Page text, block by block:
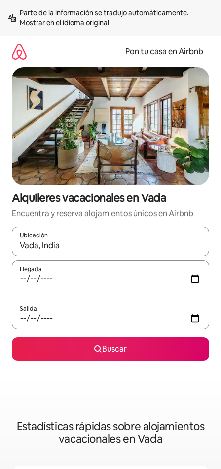
contenidoMostrar en el idioma original
Pon tu casa en Airbnb
Alquileres vacacionales en Vada
Encuentra y reserva alojamientos únicos en Airbnb
Ubicación
Cuando los resultados estén disponibles, navega con las
Llegada
Salida
Buscar
Estadísticas rápidas sobre alojamientos
vacacionales en Vada